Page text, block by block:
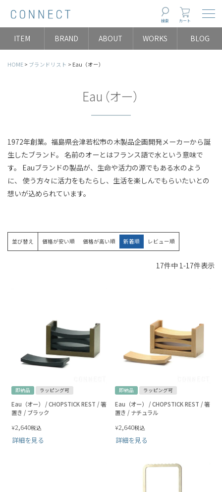
検索 カート
ITEM BRAND ABOUT WORKS BLOG
HOME ブランドリスト Eau（オー）
Eau（オー）
1972年創業。福島県会津若松市の木製品企画開発メーカーから誕
生したブランド。 名前のオーとはフランス語で水という意味で
す。 Eauブランドの製品が、生命や活力の源でもある水のよう
に、 使う方々に活力をもたらし、生活を楽しんでもらいたいとの
想いが込められています。
並び替え 価格が安い順 価格が高い順 新着順 レビュー順
17件中 1-17件表示
即納品 ラッピング可
Eau（オー） / CHOPSTICK REST / 箸
置き / ブラック
¥2,640税込
詳細を見る
即納品 ラッピング可
Eau（オー） / CHOPSTICK REST / 箸
置き / ナチュラル
¥2,640税込
詳細を見る